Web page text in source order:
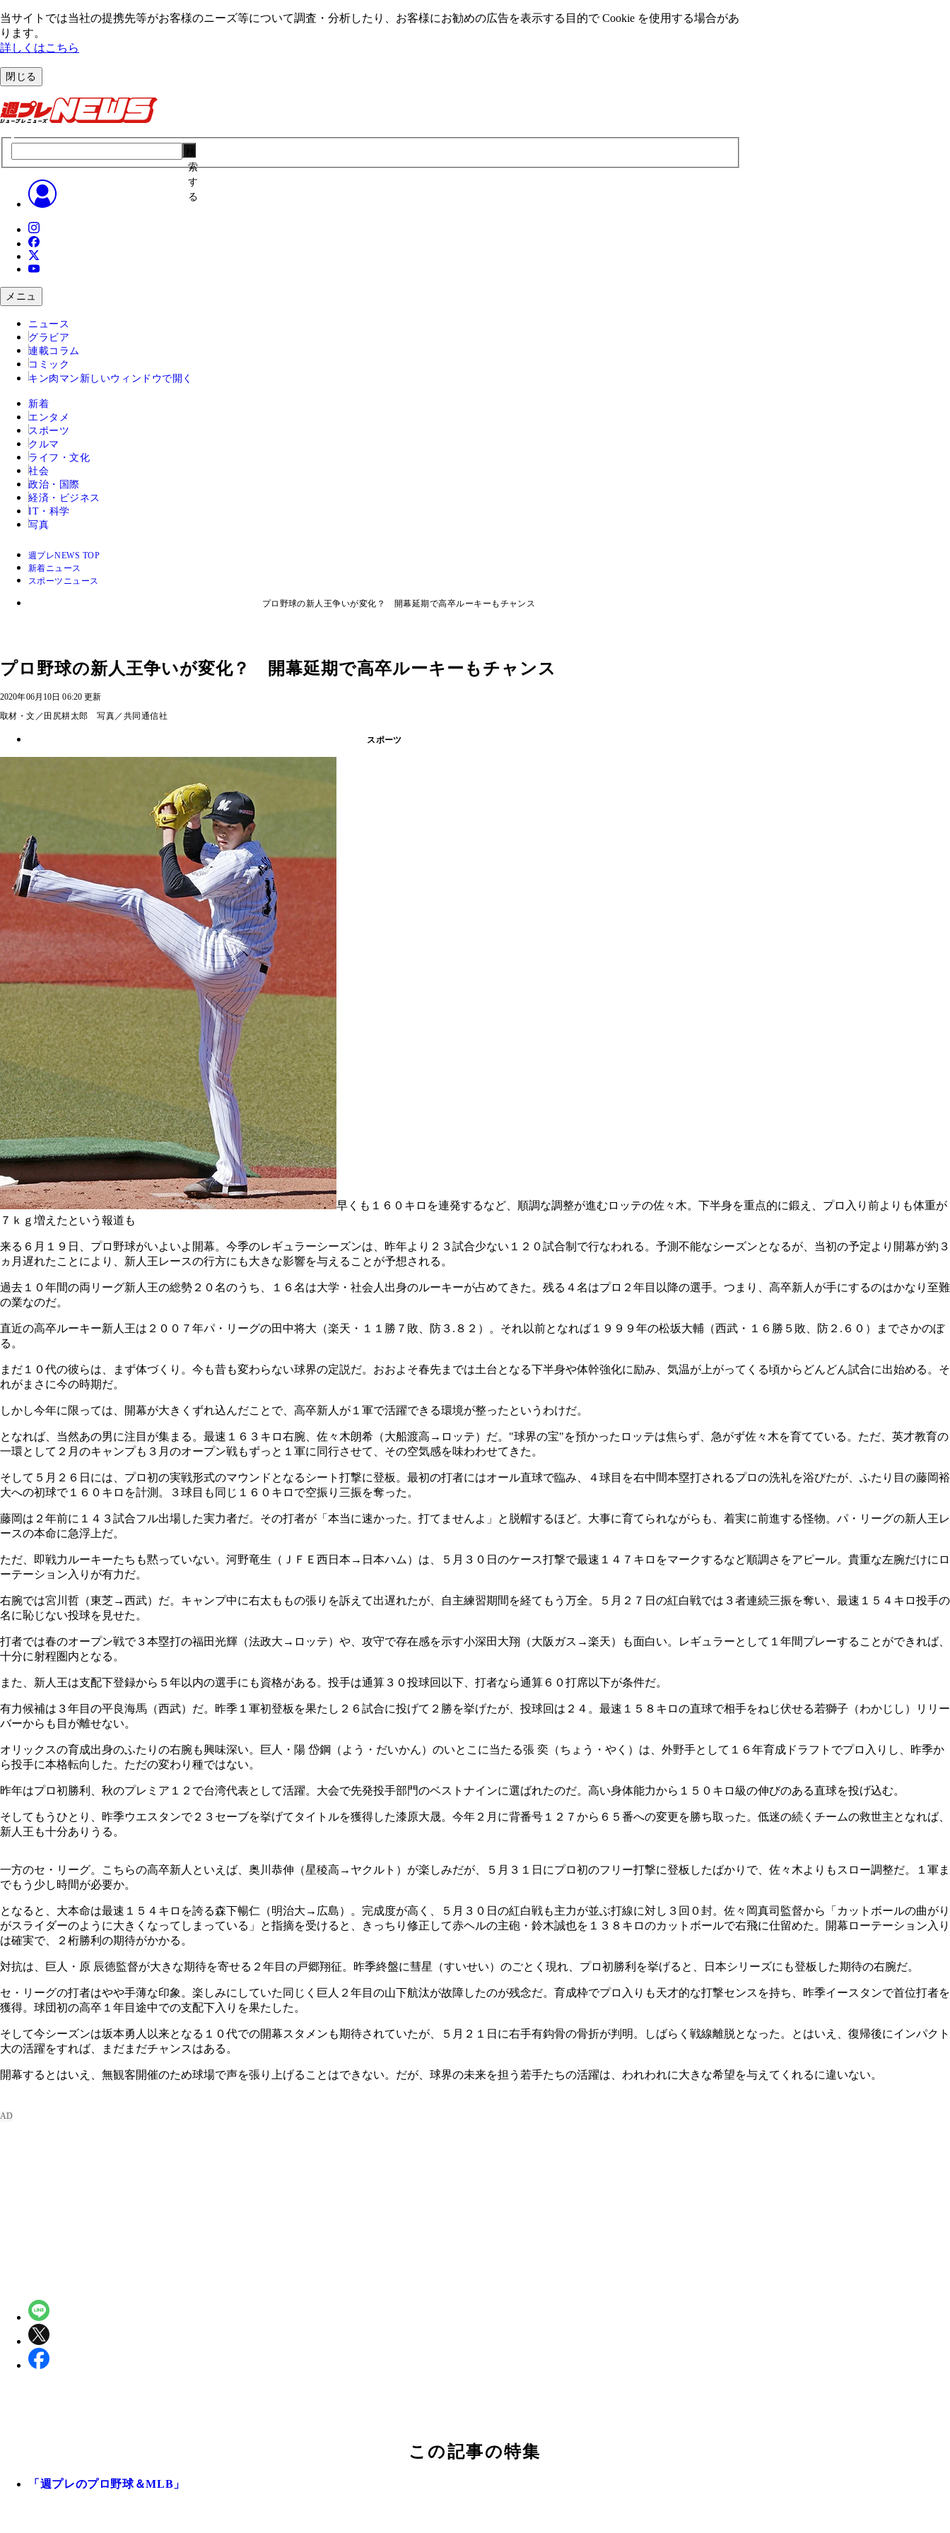
当サイトでは当社の提携先等がお客様のニーズ等について調査・分析したり、お客様にお勧めの広告を表⽰する⽬的で Cookie を使⽤する場合があ
ります。
詳しくはこちら
閉じる
索
す
る
メニュ
ニュース
グラビア
連載コラム
コミック
キン肉マン 新しいウィンドウで開く
新着
エンタメ
スポーツ
クルマ
ライフ・文化
社会
政治・国際
経済・ビジネス
IT・科学
写真
週プレNEWS TOP
新着ニュース
スポーツニュース
プロ野球の新人王争いが変化？ 開幕延期で高卒ルーキーもチャンス
プロ野球の新人王争いが変化？ 開幕延期で高卒ルーキーもチャンス
2020年06月10日 06:20 更新
取材・文／田尻耕太郎 写真／共同通信社
スポーツ
早くも１６０キロを連発するなど、順調な調整が進むロッテの佐々木。下半身を重点的に鍛え、プロ入り前よりも体重が
７ｋｇ増えたという報道も
来る６月１９日、プロ野球がいよいよ開幕。今季のレギュラーシーズンは、昨年より２３試合少ない１２０試合制で行なわれる。予測不能なシーズンとなるが、当初の予定より開幕が約３
ヵ月遅れたことにより、新人王レースの行方にも大きな影響を与えることが予想される。
過去１０年間の両リーグ新人王の総勢２０名のうち、１６名は大学・社会人出身のルーキーが占めてきた。残る４名はプロ２年目以降の選手。つまり、高卒新人が手にするのはかなり至難
の業なのだ。
直近の高卒ルーキー新人王は２００７年パ・リーグの田中将大（楽天・１１勝７敗、防３.８２）。それ以前となれば１９９９年の松坂大輔（西武・１６勝５敗、防２.６０）までさかのぼ
る。
まだ１０代の彼らは、まず体づくり。今も昔も変わらない球界の定説だ。おおよそ春先までは土台となる下半身や体幹強化に励み、気温が上がってくる頃からどんどん試合に出始める。そ
れがまさに今の時期だ。
しかし今年に限っては、開幕が大きくずれ込んだことで、高卒新人が１軍で活躍できる環境が整ったというわけだ。
となれば、当然あの男に注目が集まる。最速１６３キロ右腕、佐々木朗希（大船渡高→ロッテ）だ。"球界の宝"を預かったロッテは焦らず、急がず佐々木を育てている。ただ、英才教育の
一環として２月のキャンプも３月のオープン戦もずっと１軍に同行させて、その空気感を味わわせてきた。
そして５月２６日には、プロ初の実戦形式のマウンドとなるシート打撃に登板。最初の打者にはオール直球で臨み、４球目を右中間本塁打されるプロの洗礼を浴びたが、ふたり目の藤岡裕
大への初球で１６０キロを計測。３球目も同じ１６０キロで空振り三振を奪った。
藤岡は２年前に１４３試合フル出場した実力者だ。その打者が「本当に速かった。打てませんよ」と脱帽するほど。大事に育てられながらも、着実に前進する怪物。パ・リーグの新人王レ
ースの本命に急浮上だ。
ただ、即戦力ルーキーたちも黙っていない。河野竜生（ＪＦＥ西日本→日本ハム）は、５月３０日のケース打撃で最速１４７キロをマークするなど順調さをアピール。貴重な左腕だけにロ
ーテーション入りが有力だ。
右腕では宮川哲（東芝→西武）だ。キャンプ中に右太ももの張りを訴えて出遅れたが、自主練習期間を経てもう万全。５月２７日の紅白戦では３者連続三振を奪い、最速１５４キロ投手の
名に恥じない投球を見せた。
打者では春のオープン戦で３本塁打の福田光輝（法政大→ロッテ）や、攻守で存在感を示す小深田大翔（大阪ガス→楽天）も面白い。レギュラーとして１年間プレーすることができれば、
十分に射程圏内となる。
また、新人王は支配下登録から５年以内の選手にも資格がある。投手は通算３０投球回以下、打者なら通算６０打席以下が条件だ。
有力候補は３年目の平良海馬（西武）だ。昨季１軍初登板を果たし２６試合に投げて２勝を挙げたが、投球回は２４。最速１５８キロの直球で相手をねじ伏せる若獅子（わかじし）リリー
バーからも目が離せない。
オリックスの育成出身のふたりの右腕も興味深い。巨人・陽 岱鋼（よう・だいかん）のいとこに当たる張 奕（ちょう・やく）は、外野手として１６年育成ドラフトでプロ入りし、昨季か
ら投手に本格転向した。ただの変わり種ではない。
昨年はプロ初勝利、秋のプレミア１２で台湾代表として活躍。大会で先発投手部門のベストナインに選ばれたのだ。高い身体能力から１５０キロ級の伸びのある直球を投げ込む。
そしてもうひとり、昨季ウエスタンで２３セーブを挙げてタイトルを獲得した漆原大晟。今年２月に背番号１２７から６５番への変更を勝ち取った。低迷の続くチームの救世主となれば、
新人王も十分ありうる。
一方のセ・リーグ。こちらの高卒新人といえば、奥川恭伸（星稜高→ヤクルト）が楽しみだが、５月３１日にプロ初のフリー打撃に登板したばかりで、佐々木よりもスロー調整だ。１軍ま
でもう少し時間が必要か。
となると、大本命は最速１５４キロを誇る森下暢仁（明治大→広島）。完成度が高く、５月３０日の紅白戦も主力が並ぶ打線に対し３回０封。佐々岡真司監督から「カットボールの曲がり
がスライダーのように大きくなってしまっている」と指摘を受けると、きっちり修正して赤ヘルの主砲・鈴木誠也を１３８キロのカットボールで右飛に仕留めた。開幕ローテーション入り
は確実で、２桁勝利の期待がかかる。
対抗は、巨人・原 辰徳監督が大きな期待を寄せる２年目の戸郷翔征。昨季終盤に彗星（すいせい）のごとく現れ、プロ初勝利を挙げると、日本シリーズにも登板した期待の右腕だ。
セ・リーグの打者はやや手薄な印象。楽しみにしていた同じく巨人２年目の山下航汰が故障したのが残念だ。育成枠でプロ入りも天才的な打撃センスを持ち、昨季イースタンで首位打者を
獲得。球団初の高卒１年目途中での支配下入りを果たした。
そして今シーズンは坂本勇人以来となる１０代での開幕スタメンも期待されていたが、５月２１日に右手有鈎骨の骨折が判明。しばらく戦線離脱となった。とはいえ、復帰後にインパクト
大の活躍をすれば、まだまだチャンスはある。
開幕するとはいえ、無観客開催のため球場で声を張り上げることはできない。だが、球界の未来を担う若手たちの活躍は、われわれに大きな希望を与えてくれるに違いない。
この記事の特集
「週プレのプロ野球＆MLB」